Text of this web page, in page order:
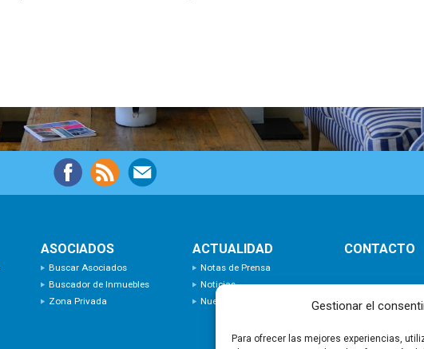
Gestionar el
Para ofrecer las mejores experiencias,
ASOCIADOS
Buscar Asociados
Buscador de Inmuebles
Zona Privada
ACTUALIDAD
Notas de Prensa
Noticias
Nuevas Incorporaciones
CONTACTO